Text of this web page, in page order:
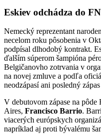
Eskiev odchádza do
Nemecký reprezentant
necelom roku pôsobenia v
podpísal dlhodobý kontrakt.
ďalším súperom šampióna
Belgičanovho zotrvania v
na novej zmluve a podľa
neodzápasí ani posledný
V debutovom zápase na
Aires, Francisco Barrio.
viacerých európskych
napríklad aj proti bývalému